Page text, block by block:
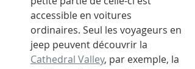
accessible en voitures
ordinaires. Seul les voyageurs en
jeep peuvent découvrir la
Cathedral Valley, par exemple, la